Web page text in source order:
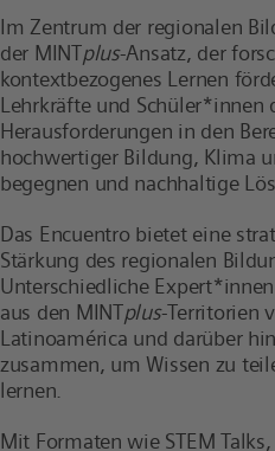
Im Zentrum der regionalen
der MINTplus-Ansatz, der
kontextbezogenes Lernen
Lehrkräfte und Schüler*innen
Herausforderungen in den
hochwertiger Bildung, Klima
begegnen und nachhaltige
Das Encuentro bietet eine
Stärkung des regionalen
Unterschiedliche
aus den MINTplus-Territorien
Latinoamérica und darüber
zusammen, um Wissen zu
lernen.
Mit Formaten wie STEM